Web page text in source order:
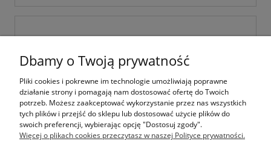
Dbamy o Twoją prywatność
Pliki cookies i pokrewne im technologie umożliwiają poprawne
działanie strony i pomagają nam dostosować ofertę do Twoich
potrzeb. Możesz zaakceptować wykorzystanie przez nas wszystkich
tych plików i przejść do sklepu lub dostosować użycie plików do
swoich preferencji, wybierając opcję "Dostosuj zgody".
Więcej o plikach cookies przeczytasz w naszej Polityce prywatności.